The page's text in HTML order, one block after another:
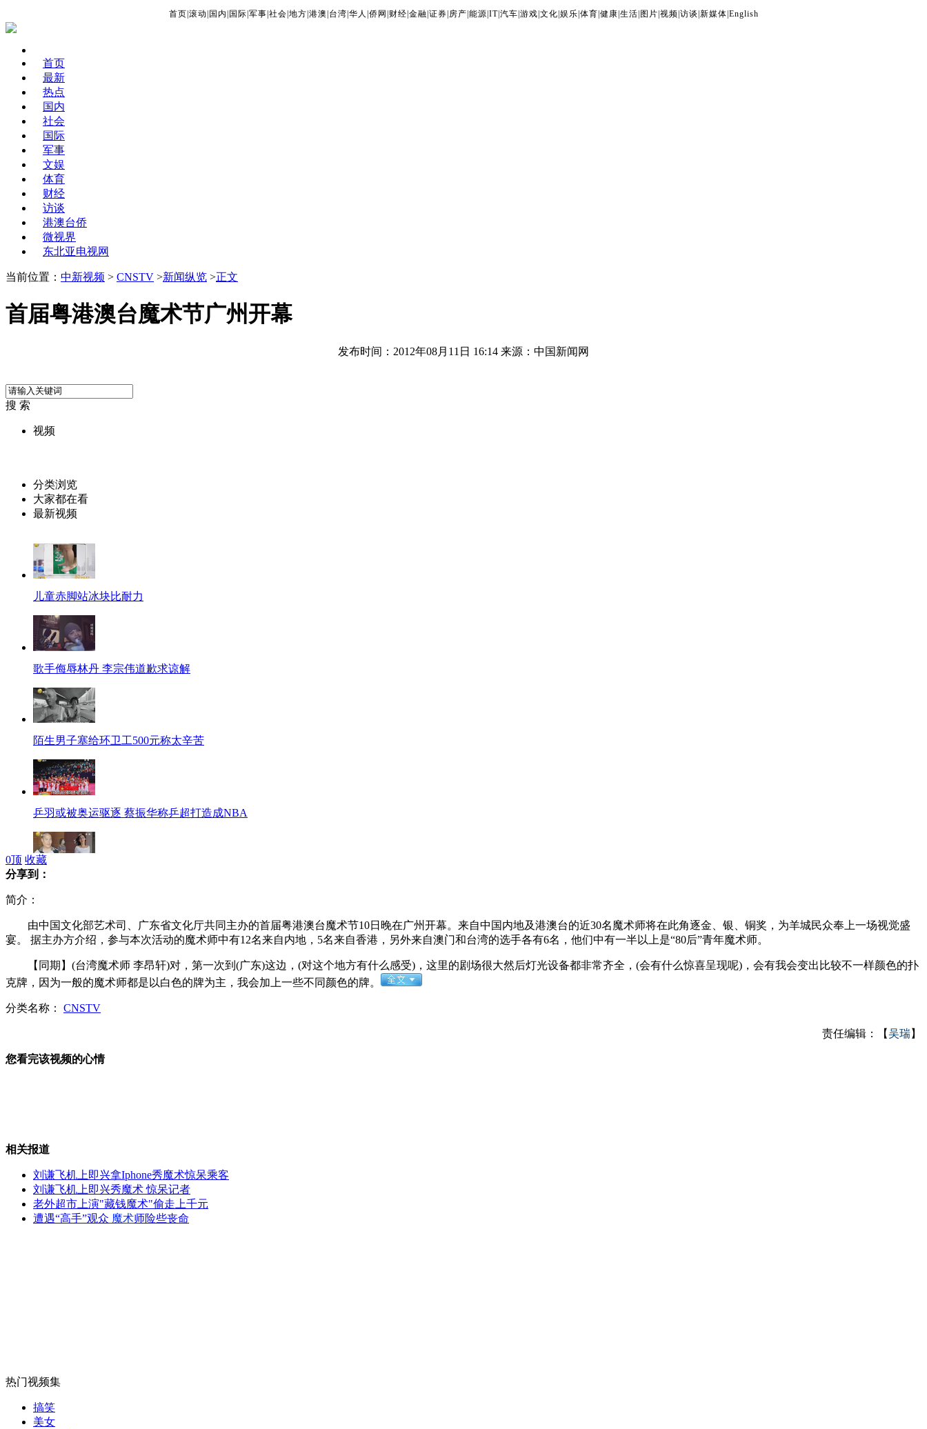
首页 滚动 国内 国际 军事 社会 地方 港澳 台湾 华人 侨网 财经 金融 证券 房产 能源 IT| 汽车 游戏 文化 娱乐 体育 健康 生活 图片 视频 访谈 新媒体 English
首页
最新
热点
国内
社会
国际
军事
文娱
体育
财经
访谈
港澳台侨
微视界
东北亚电视网
当前位置： 中新视频 > CNSTV >新闻纵览 >正文
首届粤港澳台魔术节广州开幕
发布时间：2012年08月11日 16:14 来源：中国新闻网
搜 索
视频
分类浏览
大家都在看
最新视频
儿童赤脚站冰块比耐力
歌手侮辱林丹 李宗伟道歉求谅解
陌生男子塞给环卫工500元称太辛苦
乒羽或被奥运驱逐 蔡振华称乒超打造成NBA
奥运健将儿时旧照大爆光 看谁变化大
NBA：湖人得霍华德组全明星阵容
无痛分娩是否安全 医生回应
0顶 收藏
分享到：
简介：
由中国文化部艺术司、广东省文化厅共同主办的首届粤港澳台魔术节10日晚在广州开幕。来自中国内地及港澳台的近30名魔术师将在此角逐金、银、铜奖，为羊城民众奉上一场视觉盛
宴。 据主办方介绍，参与本次活动的魔术师中有12名来自内地，5名来自香港，另外来自澳门和台湾的选手各有6名，他们中有一半以上是“80后”青年魔术师。
【同期】(台湾魔术师 李昂轩)对，第一次到(广东)这边，(对这个地方有什么感受)，这里的剧场很大然后灯光设备都非常齐全，(会有什么惊喜呈现呢)，会有我会变出比较不一样颜色的扑
克牌，因为一般的魔术师都是以白色的牌为主，我会加上一些不同颜色的牌。
分类名称： CNSTV
责任编辑：【吴瑞】
您看完该视频的心情
相关报道
刘谦飞机上即兴拿Iphone秀魔术惊呆乘客
刘谦飞机上即兴秀魔术 惊呆记者
老外超市上演"藏钱魔术"偷走上千元
遭遇“高手”观众 魔术师险些丧命
热门视频集
搞笑
美女